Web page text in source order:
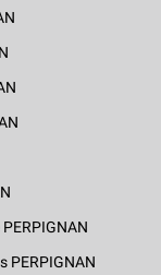
PERPIGNAN